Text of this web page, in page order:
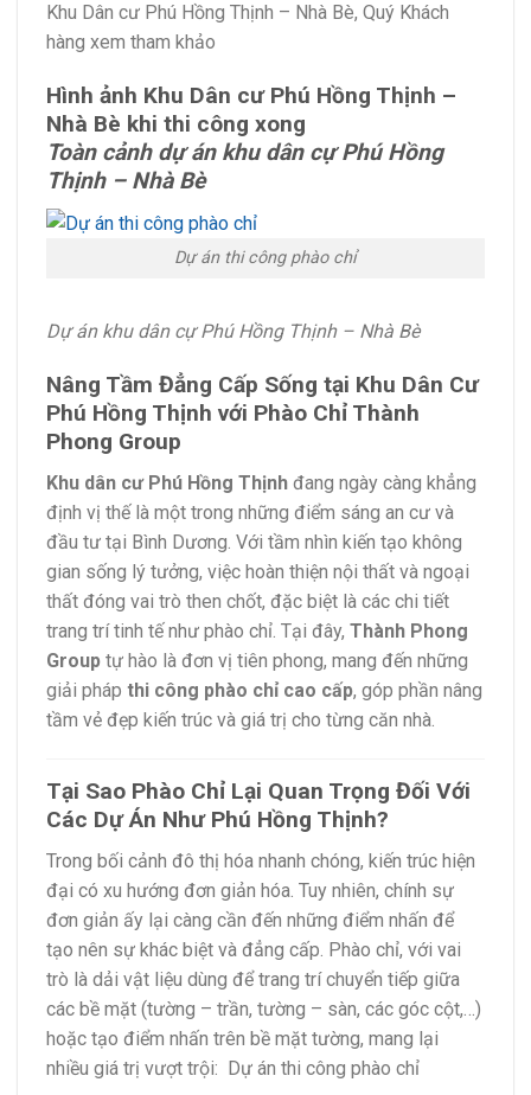
Khu Dân cư Phú Hồng Thịnh – Nhà Bè, Quý Khách
hàng xem tham khảo
Hình ảnh Khu Dân cư Phú Hồng Thịnh –
Nhà Bè khi thi công xong
Toàn cảnh dự án khu dân cự Phú Hồng
Thịnh – Nhà Bè
Dự án thi công phào chỉ
Dự án khu dân cự Phú Hồng Thịnh – Nhà Bè
Nâng Tầm Đẳng Cấp Sống tại Khu Dân Cư
Phú Hồng Thịnh với Phào Chỉ Thành
Phong Group
Khu dân cư Phú Hồng Thịnh đang ngày càng khẳng
định vị thế là một trong những điểm sáng an cư và
đầu tư tại Bình Dương. Với tầm nhìn kiến tạo không
gian sống lý tưởng, việc hoàn thiện nội thất và ngoại
thất đóng vai trò then chốt, đặc biệt là các chi tiết
trang trí tinh tế như phào chỉ. Tại đây, Thành Phong
Group tự hào là đơn vị tiên phong, mang đến những
giải pháp thi công phào chỉ cao cấp, góp phần nâng
tầm vẻ đẹp kiến trúc và giá trị cho từng căn nhà.
Tại Sao Phào Chỉ Lại Quan Trọng Đối Với
Các Dự Án Như Phú Hồng Thịnh?
Trong bối cảnh đô thị hóa nhanh chóng, kiến trúc hiện
đại có xu hướng đơn giản hóa. Tuy nhiên, chính sự
đơn giản ấy lại càng cần đến những điểm nhấn để
tạo nên sự khác biệt và đẳng cấp. Phào chỉ, với vai
trò là dải vật liệu dùng để trang trí chuyển tiếp giữa
các bề mặt (tường – trần, tường – sàn, các góc cột,…)
hoặc tạo điểm nhấn trên bề mặt tường, mang lại
nhiều giá trị vượt trội: Dự án thi công phào chỉ